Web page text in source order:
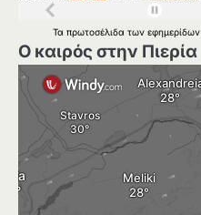
Τα πρωτοσέλιδα των εφημερίδων
Ο καιρός στην Πιερία